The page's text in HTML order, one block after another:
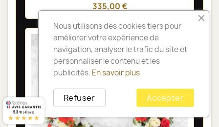
335,00 €
Nous utilisons des cookies tiers pour
améliorer votre expérience de
navigation, analyser le trafic du site et
personnaliser le contenu et les
publicités. En savoir plus
Accepter
Refuser
9.3/10 (48 avis)
★★★★★